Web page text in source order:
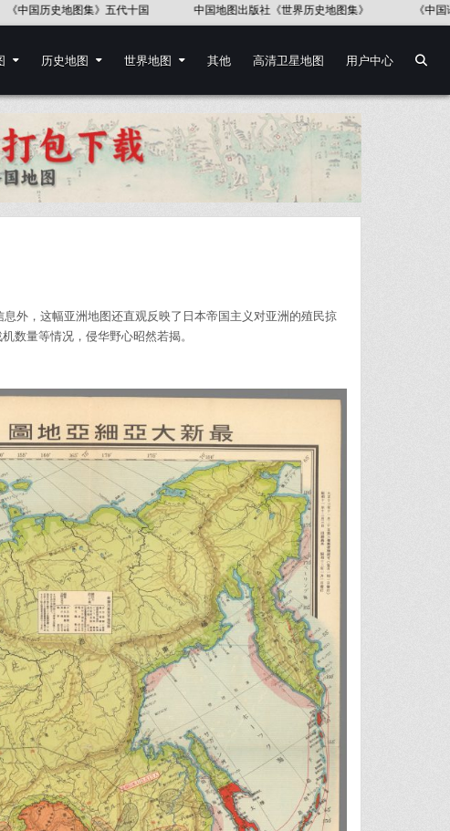
《第一次世界大战地图集(英文版)》52幅 佛得角地图 台版《中国历史
历史地图 世界地图 其他 高清卫星地图 用户中心
外，这幅亚洲地图还直观反映了日本帝国主义对亚洲的殖民掠
数量等情况，侵华野心昭然若揭。